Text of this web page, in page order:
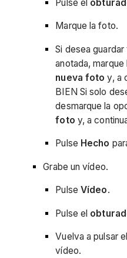
Pulse el
Marque la foto.
Si desea
anotada, marque
nueva foto y, a
BIEN Si solo
desmarque la
foto y, a
Pulse Hecho
Grabe un vídeo.
Pulse Vídeo.
Pulse el
Vuelva a pulsar el
vídeo.